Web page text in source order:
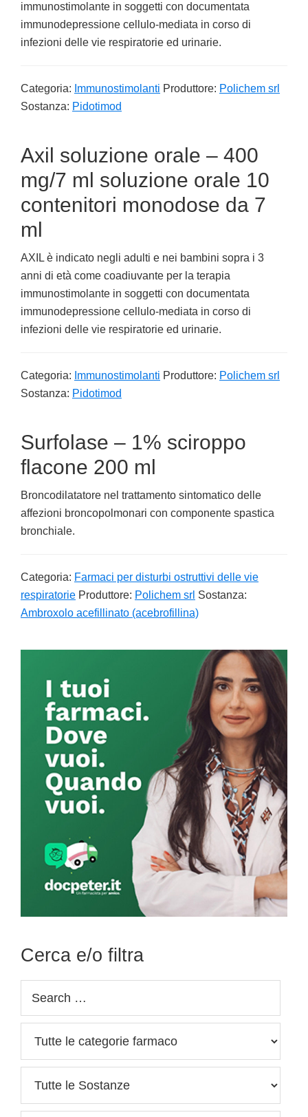
immunostimolante in soggetti con documentata
immunodepressione cellulo-mediata in corso di
infezioni delle vie respiratorie ed urinarie.
Categoria: Immunostimolanti Produttore: Polichem srl
Sostanza: Pidotimod
Axil soluzione orale – 400
mg/7 ml soluzione orale 10
contenitori monodose da 7
ml
AXIL è indicato negli adulti e nei bambini sopra i 3
anni di età come coadiuvante per la terapia
immunostimolante in soggetti con documentata
immunodepressione cellulo-mediata in corso di
infezioni delle vie respiratorie ed urinarie.
Categoria: Immunostimolanti Produttore: Polichem srl
Sostanza: Pidotimod
Surfolase – 1% sciroppo
flacone 200 ml
Broncodilatatore nel trattamento sintomatico delle
affezioni broncopolmonari con componente spastica
bronchiale.
Categoria: Farmaci per disturbi ostruttivi delle vie
respiratorie Produttore: Polichem srl Sostanza:
Ambroxolo acefillinato (acebrofillina)
Sidebar
Cerca e/o filtra